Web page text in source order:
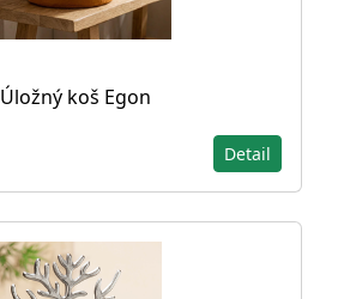
Úložný koš Egon
Detail